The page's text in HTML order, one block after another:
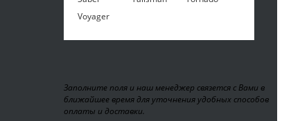
Voyager
Заполните поля и наш менеджер связется с Вами в
ближайшее время для уточнения удобных способов
оплаты и доставки.